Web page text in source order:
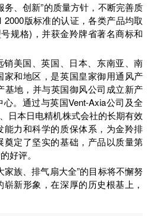
务、创新”的质量方针，不断完善质
2000版标准的认证，各类产品均取
规格)，并获金羚牌省著名商标和
美国、英国、日本、东南亚、南
和地区，是英国皇家御用通风产
基地，并与英国御风公司成立新产
。通过与英国Vent-Axia公司及全
日本日电精机株式会社的长期有效
力和科学的质保体系，为金羚排
定了坚实的基础，产品以质量第
好评。
家族、排气扇大全”的目标将不懈努
新形象，在深厚的历史根基上，